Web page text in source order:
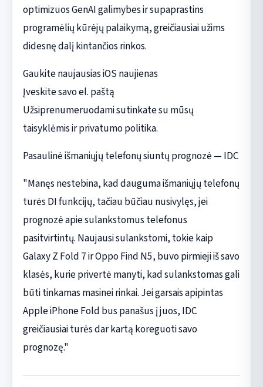
optimizuos GenAI galimybes ir supaprastins
programėlių kūrėjų palaikymą, greičiausiai užims
didesnę dalį kintančios rinkos.
Gaukite naujausias iOS naujienas
Įveskite savo el. paštą
Užsiprenumeruodami sutinkate su mūsų
taisyklėmis ir privatumo politika.
Pasaulinė išmaniųjų telefonų siuntų prognozė — IDC
"Manęs nestebina, kad dauguma išmaniųjų telefonų
turės DI funkcijų, tačiau būčiau nusivylęs, jei
prognozė apie sulankstomus telefonus
pasitvirtintų. Naujausi sulankstomi, tokie kaip
Galaxy Z Fold 7 ir Oppo Find N5, buvo pirmieji iš savo
klasės, kurie privertė manyti, kad sulankstomas gali
būti tinkamas masinei rinkai. Jei garsais apipintas
Apple iPhone Fold bus panašus į juos, IDC
greičiausiai turės dar kartą koreguoti savo
prognozę."